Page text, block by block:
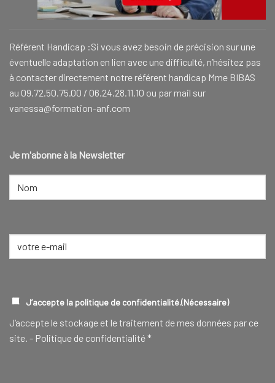
Référent Handicap :Si vous avez besoin de précision sur une
éventuelle adaptation en lien avec une difficulté, n’hésitez pas
à contacter directement notre référent handicap Mme BIBAS
au 09.72.50.75.00 / 06.24.28.11.10 ou par mail sur
vanessa@formation-anf.com
Je m'abonne à la Newsletter
NOM
RGPD(NÉCESSAIRE)
J’accepte la politique de confidentialité.(Nécessaire)
J‘accepte le stockage et le traitement de mes données par ce
site. - Politique de confidentialité*